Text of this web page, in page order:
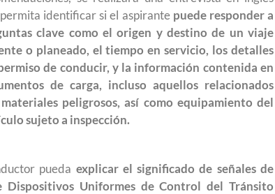
identificar si el aspirante puede responder a
clave como el origen y destino de un viaje
o planeado, el tiempo en servicio, los detalles
de conducir, y la información contenida en
de carga, incluso aquellos relacionados
peligrosos, así como equipamiento del
sujeto a inspección.
pueda explicar el significado de señales de
Uniformes de Control del Tránsito
Conoce los cursos de construcción en Capacítate
para el Empleo